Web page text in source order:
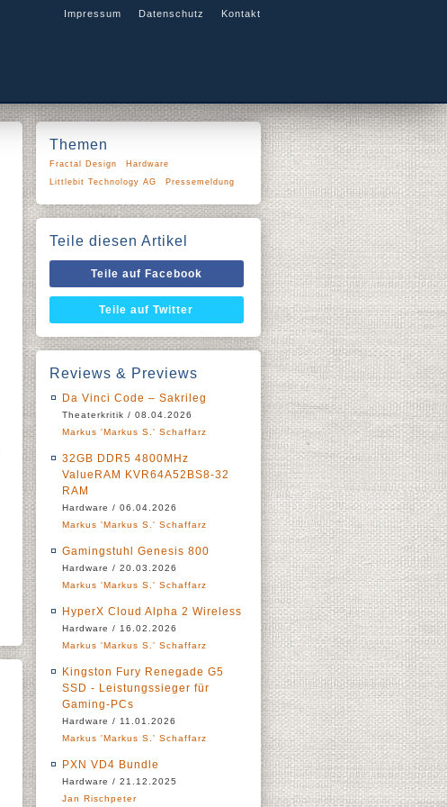
Impressum Datenschutz Kontakt
Themen
Fractal Design
Hardware
Littlebit Technology AG
Pressemeldung
Teile diesen Artikel
Teile auf Facebook
Teile auf Twitter
Reviews & Previews
Da Vinci Code – Sakrileg
Theaterkritik / 08.04.2026
Markus 'Markus S.' Schaffarz
32GB DDR5 4800MHz
ValueRAM KVR64A52BS8-32
RAM
Hardware / 06.04.2026
Markus 'Markus S.' Schaffarz
Gamingstuhl Genesis 800
Hardware / 20.03.2026
Markus 'Markus S.' Schaffarz
HyperX Cloud Alpha 2 Wireless
Hardware / 16.02.2026
Markus 'Markus S.' Schaffarz
Kingston Fury Renegade G5
SSD - Leistungssieger für
Gaming-PCs
Hardware / 11.01.2026
Markus 'Markus S.' Schaffarz
PXN VD4 Bundle
Hardware / 21.12.2025
Jan Rischpeter